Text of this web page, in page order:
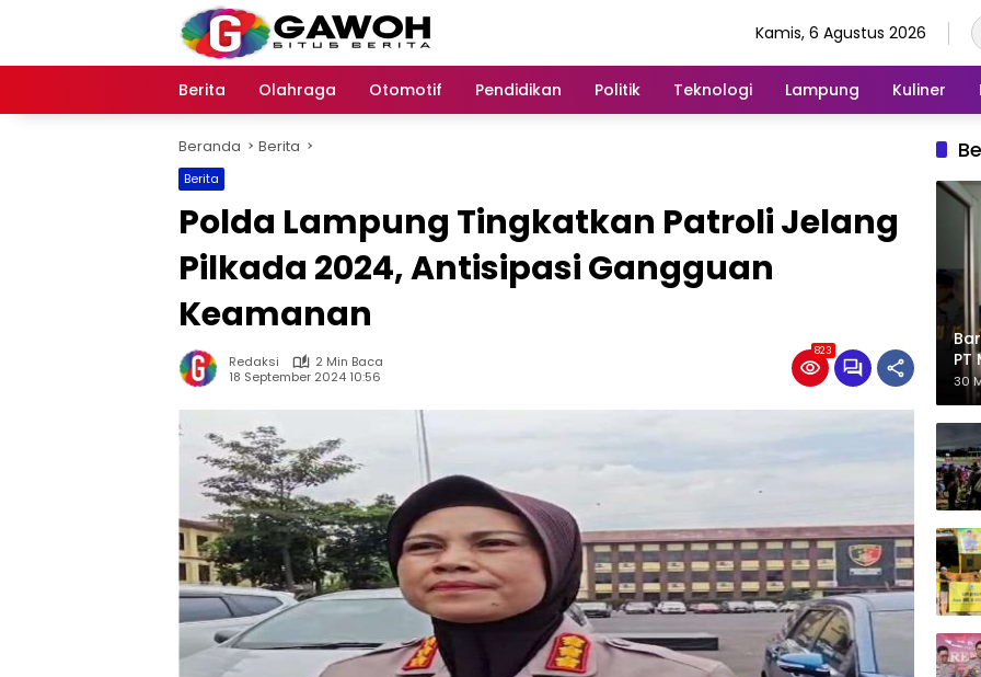
Kamis, 6 Agustus 2026
Berita Olahraga Otomotif Pendidikan Politik Teknologi Lampung Kuliner
Beranda Berita
Berita
Polda Lampung Tingkatkan Patroli Jelang
Pilkada 2024, Antisipasi Gangguan
Keamanan
Redaksi
2 Min Baca
18 September 2024 10:56
823
PT
30